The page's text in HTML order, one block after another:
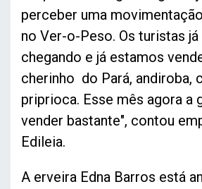
perceber uma
no Ver-o-Peso. Os turistas
chegando e já estamos
cherinho do Pará, andiroba,
priprioca. Esse mês agora a
vender bastante", contou
Edileia.
A erveira Edna Barros está